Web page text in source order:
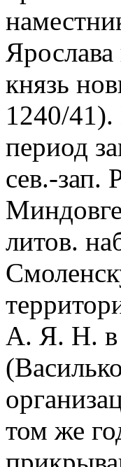
князь
1240/
период
сев.-зап.
литов.
А. Я. Н. в
том же